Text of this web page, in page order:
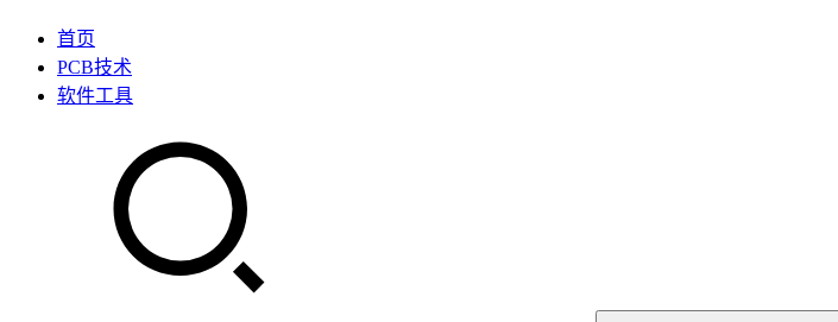
首页
PCB技术
软件工具